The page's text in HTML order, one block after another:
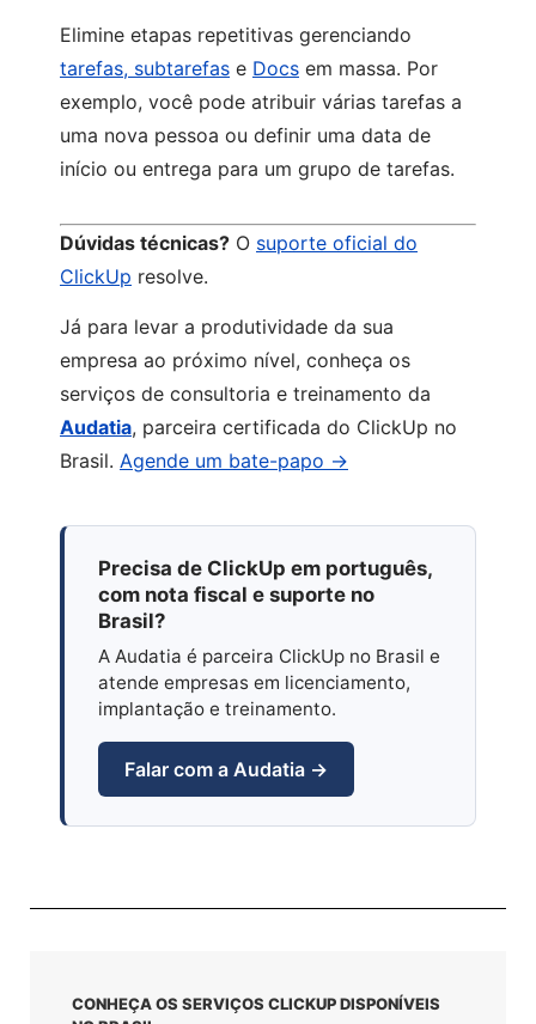
Elimine etapas repetitivas gerenciando
tarefas, subtarefas e Docs em massa. Por
exemplo, você pode atribuir várias tarefas a
uma nova pessoa ou definir uma data de
início ou entrega para um grupo de tarefas.
Dúvidas técnicas? O suporte oficial do
ClickUp resolve.
Já para levar a produtividade da sua
empresa ao próximo nível, conheça os
serviços de consultoria e treinamento da
Audatia, parceira certificada do ClickUp no
Brasil. Agende um bate-papo →
Precisa de ClickUp em português,
com nota fiscal e suporte no
Brasil?
A Audatia é parceira ClickUp no Brasil e
atende empresas em licenciamento,
implantação e treinamento.
Falar com a Audatia →
CONHEÇA OS SERVIÇOS CLICKUP DISPONÍVEIS